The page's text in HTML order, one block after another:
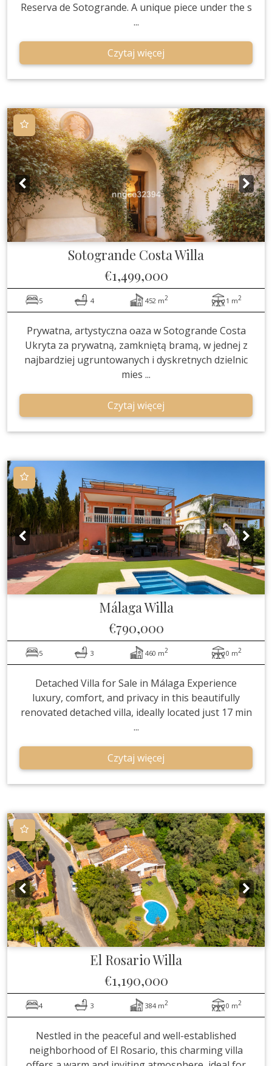
Reserva de Sotogrande. A unique piece under the s
...
Czytaj więcej
Sotogrande CostaWilla
€1,499,000
5 4 452 m2 1 m2
Prywatna, artystyczna oaza w Sotogrande Costa
Ukryta za prywatną, zamkniętą bramą, w jednej z
najbardziej ugruntowanych i dyskretnych dzielnic
mies ...
Czytaj więcej
MálagaWilla
€790,000
5 3 460 m2 0 m2
Detached Villa for Sale in Málaga Experience
luxury, comfort, and privacy in this beautifully
renovated detached villa, ideally located just 17 min
...
Czytaj więcej
El RosarioWilla
€1,190,000
4 3 384 m2 0 m2
Nestled in the peaceful and well-established
neighborhood of El Rosario, this charming villa